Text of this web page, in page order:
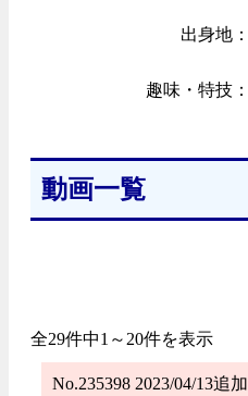
出身地：
趣味・特技：
動画一覧
全29件中1～20件を表示
No.235398 2023/04/13追加